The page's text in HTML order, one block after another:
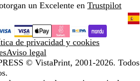
un Excelente en Trustpilot
de privacidad y cookies
Aviso legal
© VistaPrint, 2001-2026. Todos